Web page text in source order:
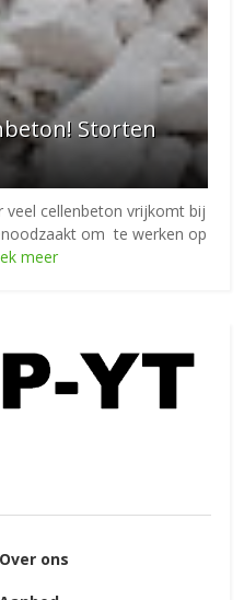
Storten
veel cellenbeton vrijkomt bij
om te werken op
meer
Over ons